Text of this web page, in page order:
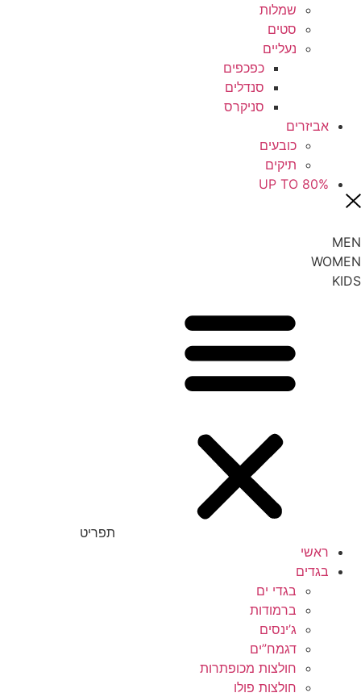
שמלות
סטים
נעליים
כפכפים
סנדלים
סניקרס
אביזרים
כובעים
תיקים
UP TO 80%
MEN
WOMEN
KIDS
תפריט
ראשי
בגדים
בגדי ים
ברמודות
ג’ינסים
דגמח”ים
חולצות מכופתרות
חולצות פולו